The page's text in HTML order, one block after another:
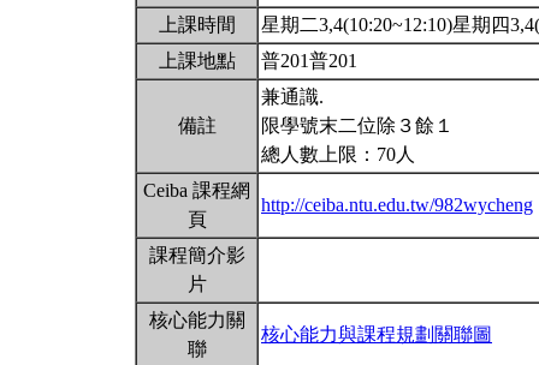
上課時間
星期二3,4(10:20~12:10)星期四
上課地點
普201普201
備註
兼通識.
限學號末二位除３餘１
總人數上限：70人
Ceiba 課程網
頁
http://ceiba.ntu.edu.tw/982wycheng
課程簡介影
片
核心能力關
聯
核心能力與課程規劃關聯圖